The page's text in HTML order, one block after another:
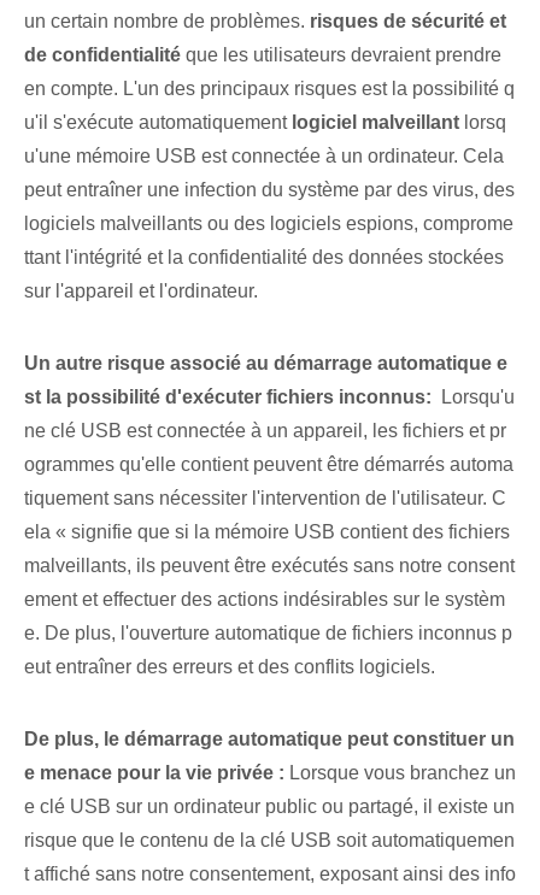
un certain nombre de problèmes. risques de sécurité et
de confidentialité que les utilisateurs devraient prendre
en compte. L'un des principaux risques est la possibilité q
u'il s'exécute automatiquement logiciel malveillant lorsq
u'une mémoire USB est connectée à un ordinateur. Cela
peut entraîner une infection du système par des virus, des
logiciels malveillants ou des logiciels espions, comprome
ttant l'intégrité et la confidentialité des données stockées
sur l'appareil et l'ordinateur.
Un autre ⁢risque⁤ associé au démarrage automatique e
st la possibilité d'exécuter fichiers inconnus:
​ Lorsqu'u
ne clé USB est connectée à un appareil, les fichiers et pr
ogrammes qu'elle contient peuvent être démarrés automa
tiquement sans nécessiter l'intervention de l'utilisateur. C
ela « signifie que si⁤ la mémoire USB contient des fichiers
malveillants, ils peuvent être exécutés sans notre⁤ consent
ement et effectuer des actions indésirables sur le systèm
e. De plus, l'ouverture automatique de fichiers inconnus p
eut entraîner des erreurs et des conflits logiciels.
De plus, le démarrage automatique peut constituer⁤ un
e menace pour la vie privée : Lorsque vous branchez un
e clé USB sur un ordinateur public ou partagé, il existe un
risque que le contenu de la clé USB soit automatiquemen
t affiché sans notre consentement, exposant ainsi des info